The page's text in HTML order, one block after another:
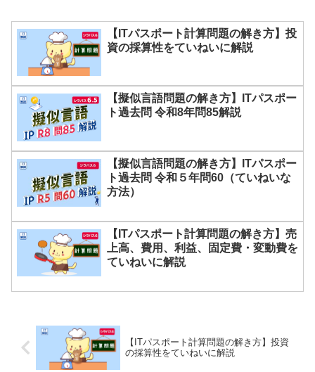
【ITパスポート計算問題の解き方】投
資の採算性をていねいに解説
【擬似言語問題の解き方】ITパスポー
ト過去問 令和8年問85解説
【擬似言語問題の解き方】ITパスポー
ト過去問 令和５年問60（ていねいな
方法）
【ITパスポート計算問題の解き方】売
上高、費用、利益、固定費・変動費を
ていねいに解説
【ITパスポート計算問題の解き方】投資
の採算性をていねいに解説